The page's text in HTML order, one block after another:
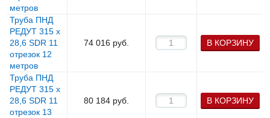
метров
Труба ПНД
РЕДУТ 315 х
28,6 SDR 11
отрезок 12
метров
74 016 руб. В КОРЗИНУ
Труба ПНД
РЕДУТ 315 х
28,6 SDR 11
отрезок 13
80 184 руб. В КОРЗИНУ